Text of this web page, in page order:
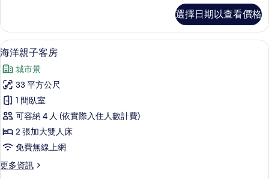
片
客
房
的
情
選擇日期以查看價格
顯
示
海
洋
親
子
客
房
的
海洋親子客房 | 羽絨被、迷你吧、書
10
海洋親子客房
城市景
33 平方公尺
1 間臥室
可容納 4 人 (依實際入住人數計費)
2 張加大雙人床
免費無線上網
更多資訊
更